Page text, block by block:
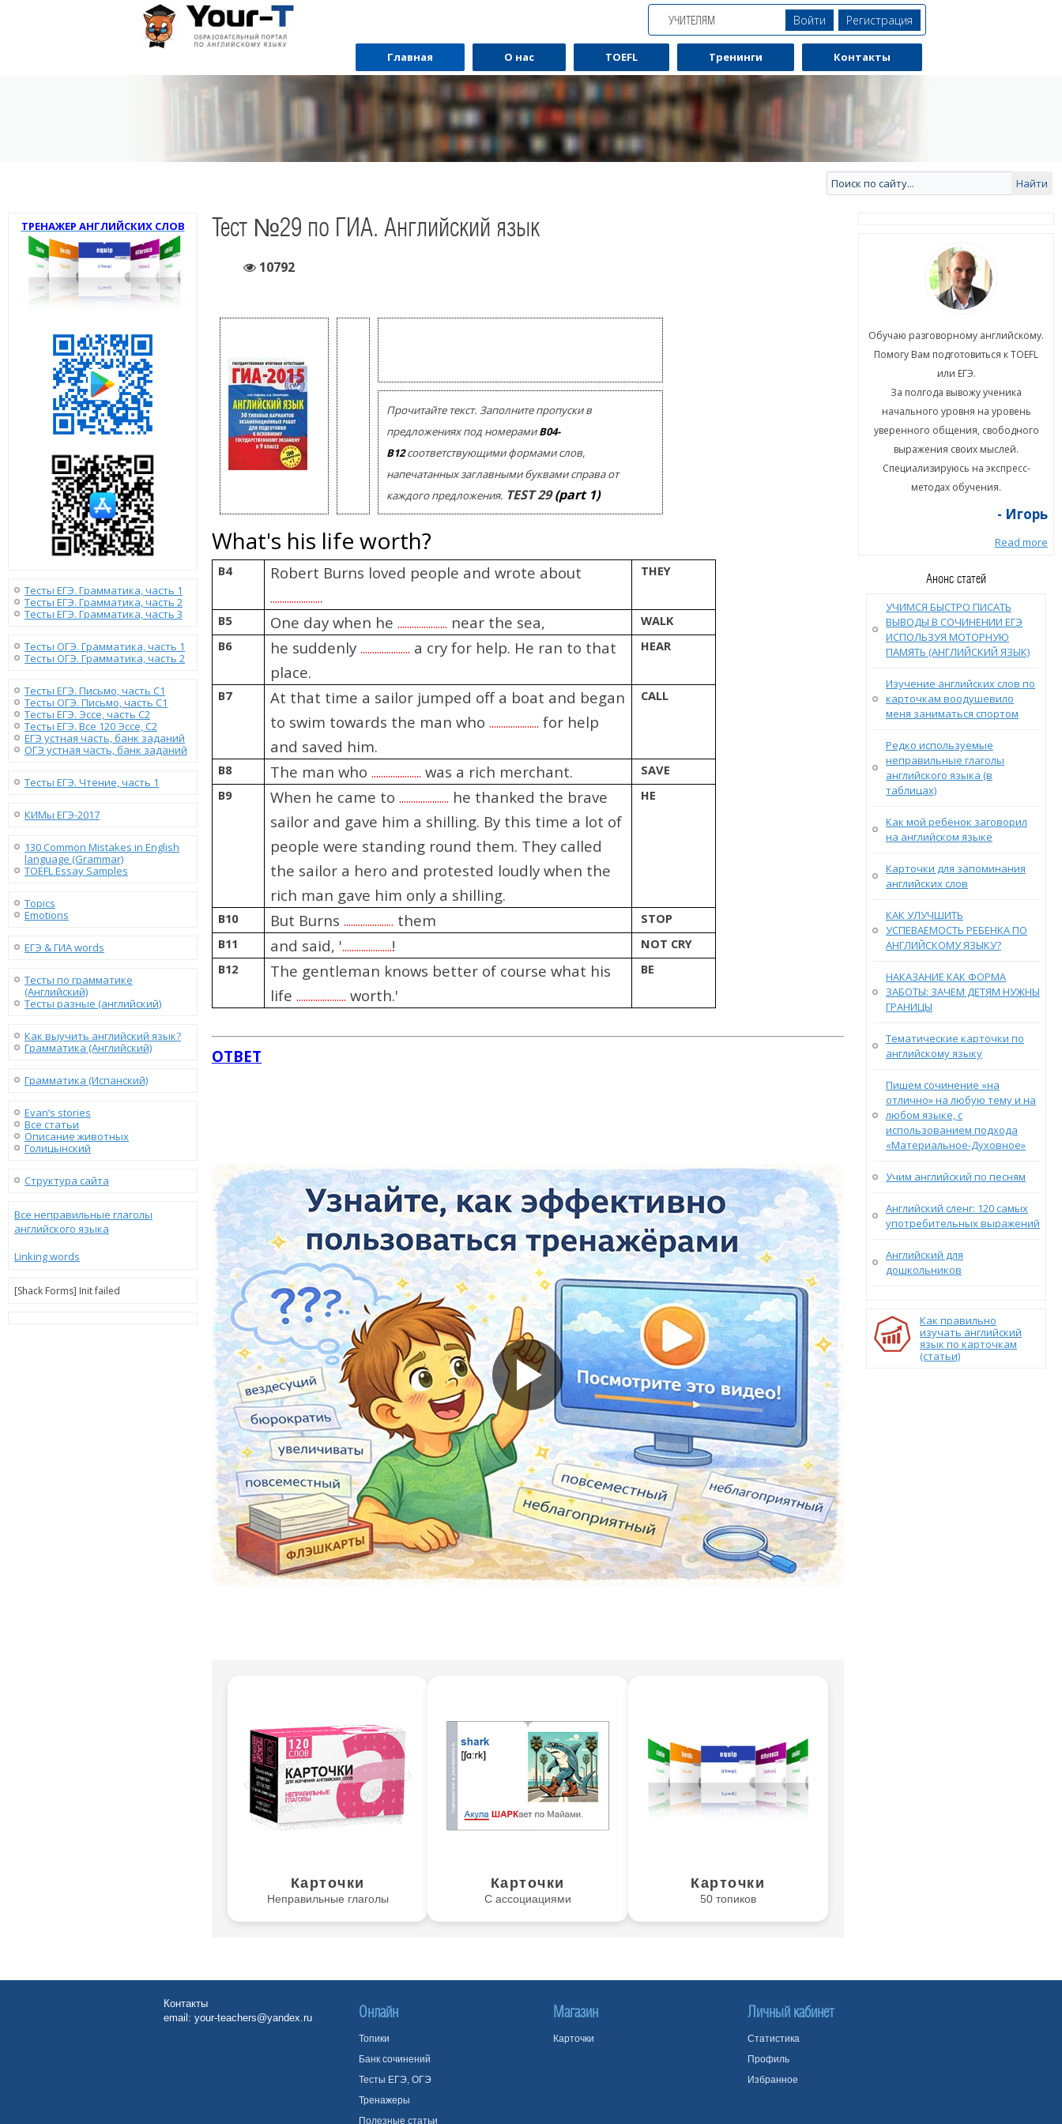
УЧИТЕЛЯМ Войти Регистрация
Главная О нас TOEFL Тренинги Контакты
ТРЕНАЖЕР АНГЛИЙСКИХ СЛОВ
Тесты ЕГЭ. Грамматика, часть 1
Тесты ЕГЭ. Грамматика, часть 2
Тесты ЕГЭ. Грамматика, часть 3
Тесты ОГЭ. Грамматика, часть 1
Тесты ОГЭ. Грамматика, часть 2
Тесты ЕГЭ. Письмо, часть С1
Тесты ОГЭ. Письмо, часть С1
Тесты ЕГЭ. Эссе, часть C2
Тесты ЕГЭ. Все 120 Эссе, C2
ЕГЭ устная часть, банк заданий
ОГЭ устная часть, банк заданий
Тесты ЕГЭ. Чтение, часть 1
КИМы ЕГЭ-2017
130 Сommon Mistakes in English
language (Grammar)
TOEFL Essay Samples
Topics
Emotions
ЕГЭ & ГИА words
Тесты по грамматике
(Английский)
Тесты разные (английский)
Как выучить английский язык?
Грамматика (Английский)
Грамматика (Испанский)
Evan’s stories
Все статьи
Описание животных
Голицынский
Структура сайта
Все неправильные глаголы
английского языка
Linking words
[Shack Forms] Init failed
Тест №29 по ГИА. Английский язык
10792
Прочитайте текст. Заполните пропуски в
предложениях под номерамиВ04-
В12 соответствующими формами слов,
напечатанных заглавными буквами справа от
каждого предложения. TEST29(part 1)
What's his life worth?
B4 Robert Burns loved people and wrote about
......................
THEY
B5 One day when he..................... near the sea,
WALK
B6
he suddenly..................... a cry for help. He ran to that
place.
HEAR
B7
At that time a sailor jumped off a boat and began
to swim towards the man who..................... for help
and saved him.
CALL
B8 The man who..................... was a rich merchant.
SAVE
B9
When he came to..................... he thanked the brave
sailor and gave him a shilling. By this time a lot of
people were standing round them. They called
the sailor a hero and protested loudly when the
rich man gave him only a shilling.
HE
B10 But Burns..................... them
STOP
B11
and said, '.....................!
NOT CRY
B12
The gentleman knows better of course what his
life..................... worth.'
BE
ОТВЕТ
Карточки
Неправильные глаголы
Карточки
С ассоциациями
Карточки
50 топиков
За полгода вывожу ученика
начального уровня на уровень
уверенного общения, свободного
выражения своих мыслей.
Специализируюсь на экспресс-
методах обучения.
- Игорь
Обучаю разговорному английскому.
Помогу Вам подготовиться к TOEFL
или ЕГЭ.
За полгода вывожу ученика
начального уровня на уровень
уверенного общения, свободного
выражения своих мыслей.
Специализируюсь на экспресс-
методах обучения.
- Игорь
Read more
Анонс статей
УЧИМСЯ БЫСТРО ПИСАТЬ
ВЫВОДЫ В СОЧИНЕНИИ ЕГЭ
ИСПОЛЬЗУЯ МОТОРНУЮ
ПАМЯТЬ (АНГЛИЙСКИЙ ЯЗЫК)
Изучение английских слов по
карточкам воодушевило
меня заниматься спортом
Редко используемые
неправильные глаголы
английского языка (в
таблицах)
Как мой ребёнок заговорил
на английском языке
Карточки для запоминания
английских слов
КАК УЛУЧШИТЬ
УСПЕВАЕМОСТЬ РЕБЕНКА ПО
АНГЛИЙСКОМУ ЯЗЫКУ?
НАКАЗАНИЕ КАК ФОРМА
ЗАБОТЫ: ЗАЧЕМ ДЕТЯМ НУЖНЫ
ГРАНИЦЫ
Тематические карточки по
английскому языку
Пишем сочинение «на
отлично» на любую тему и на
любом языке, с
использованием подхода
«Материальное-Духовное»
Учим английский по песням
Английский сленг: 120 самых
употребительных выражений
Английский для
дошкольников
Как правильно
изучать английский
язык по карточкам
(статьи)
Контакты
email: your-teachers@yandex.ru Онлайн
Топики
Банк сочинений
Тесты ЕГЭ, ОГЭ
Тренажеры
Полезные статьи
Магазин
Карточки
Личный кабинет
Статистика
Профиль
Избранное